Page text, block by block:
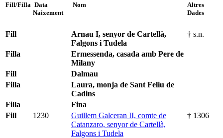
Fill/Filla Data
Naixement
Nom
Altres
Dades
Fill
Arnau I, senyor de Cartellà,
Falgons i Tudela
† s.n.
Filla
Ermessenda, casada amb Pere de
Milany
Fill
Dalmau
Filla
Laura, monja de Sant Feliu de
Cadins
Filla
Fina
Fill
1230
Guillem Galceran II, comte de
Catanzaro, senyor de Cartellà,
Falgons i Tudela
† 1306